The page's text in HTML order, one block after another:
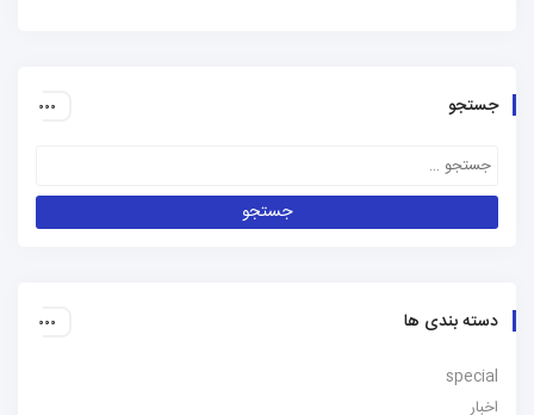
جستجو
دسته بندی ها
special
اخبار